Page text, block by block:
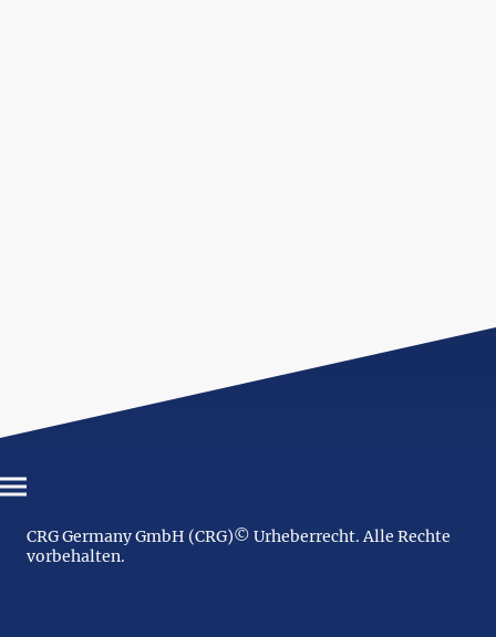
CRG Germany GmbH (CRG)© Urheberrecht. Alle Rechte
vorbehalten.